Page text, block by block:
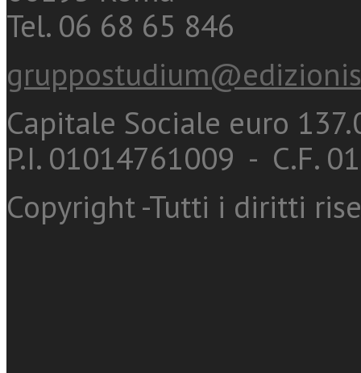
Tel. 06 68 65 846
Capitale Sociale euro
P.I. 01014761009 - C.F.
Copyright -Tutti i diritti